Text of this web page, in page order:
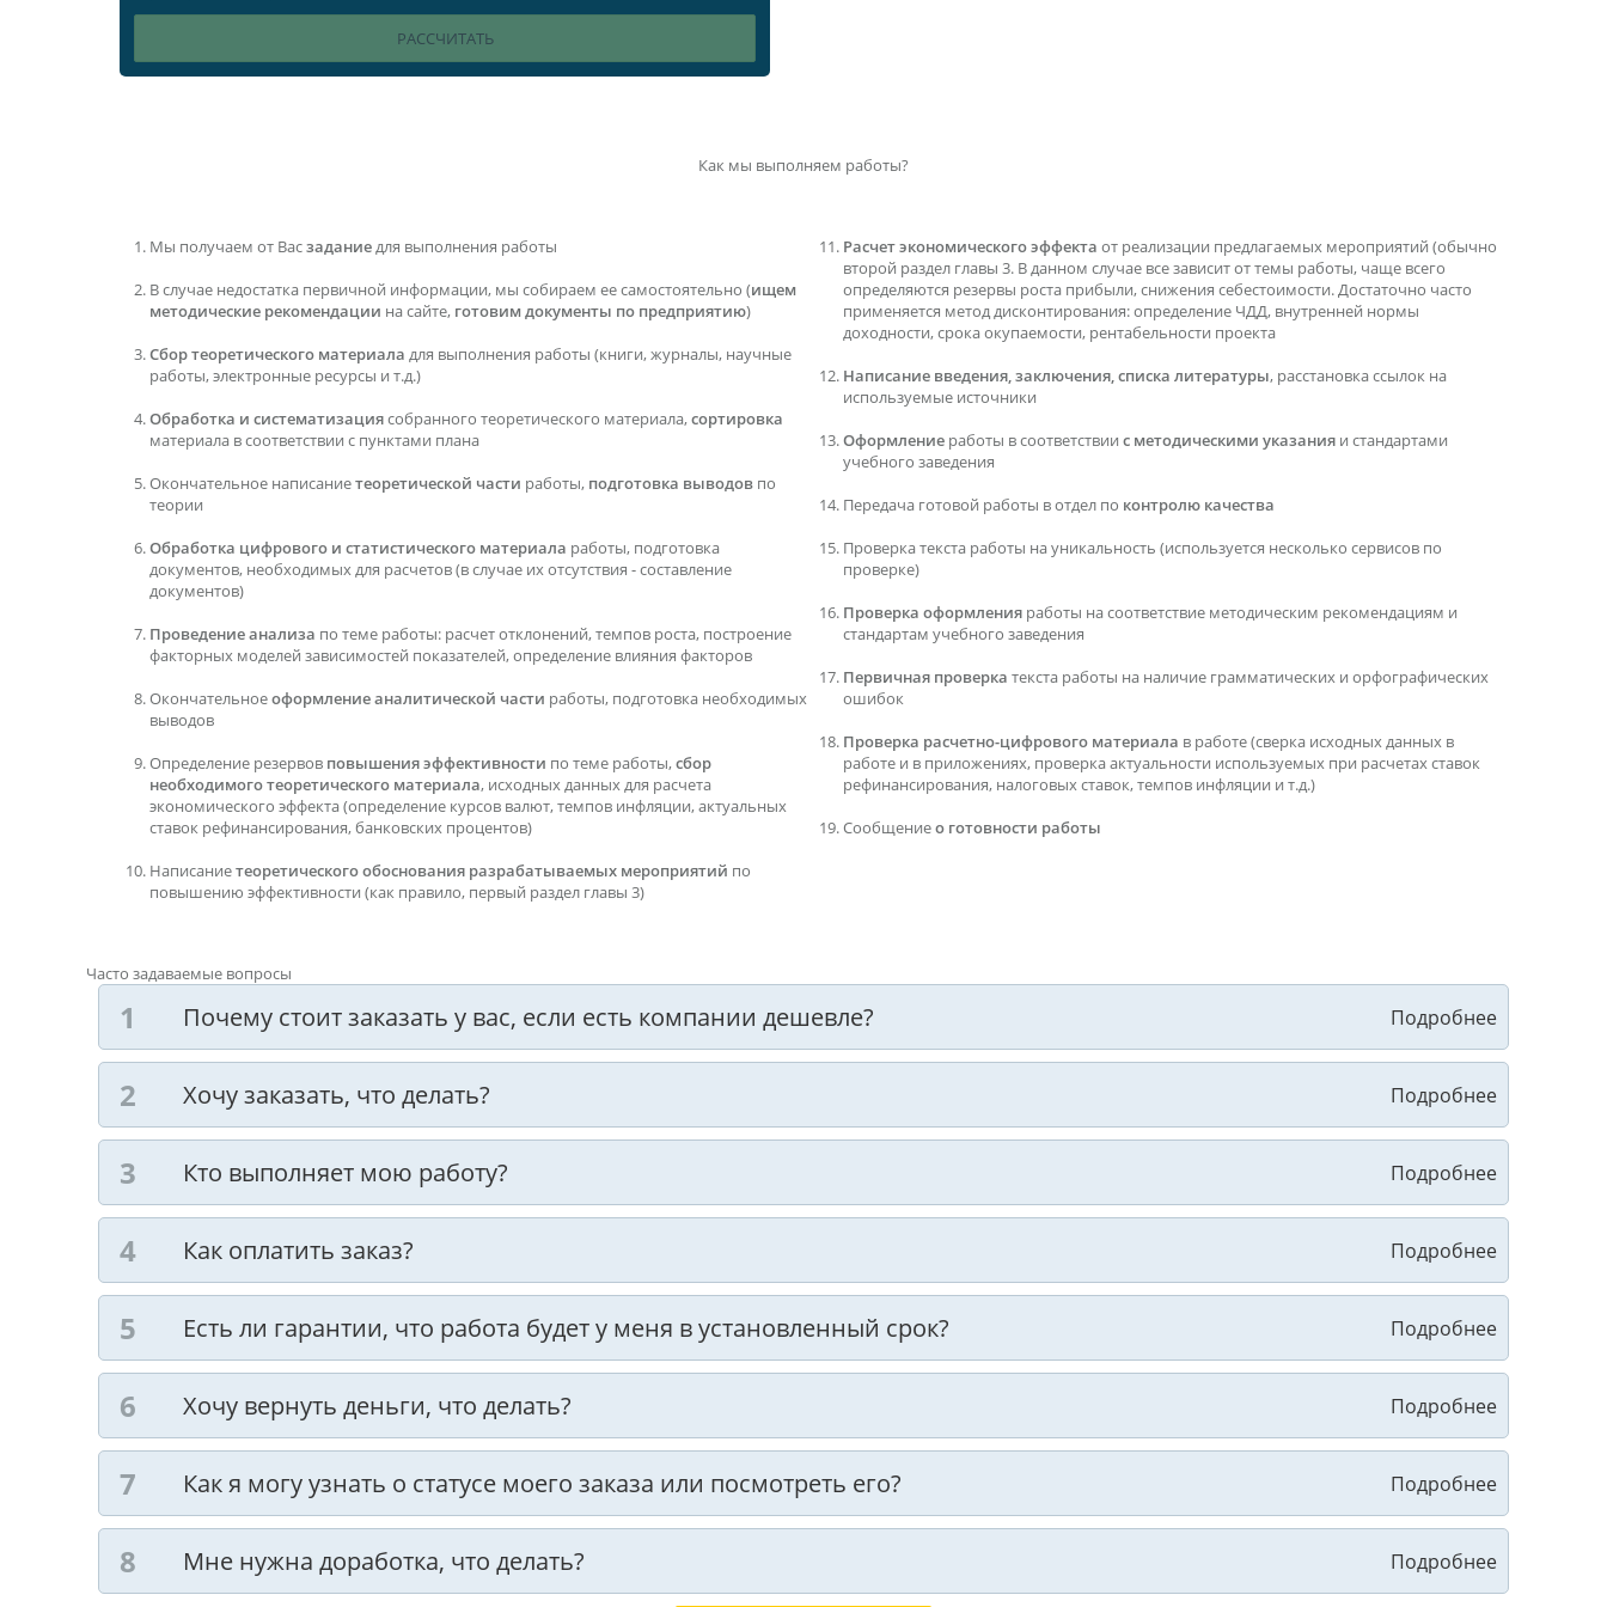
Как мы выполняем работы?
Мы получаем от Васзаданиедля выполнения работы
В случае недостатка первичной информации, мы собираем ее самостоятельно (ищем
методические рекомендации на сайте, готовим документы по предприятию)
Сбор теоретического материала для выполнения работы (книги, журналы, научные
работы, электронные ресурсы и т.д.)
Обработка и систематизациясобранного теоретического материала,сортировка
материала в соответствии с пунктами плана
Окончательное написаниетеоретической части работы, подготовка выводов по
теории
Обработка цифрового и статистического материала работы, подготовка
документов, необходимых для расчетов (в случае их отсутствия - составление
документов)
Проведение анализа по теме работы: расчет отклонений, темпов роста, построение
факторных моделей зависимостей показателей, определение влияния факторов
Окончательноеоформление аналитической части работы, подготовка необходимых
выводов
Определение резервов повышения эффективности по теме работы,сбор
необходимого теоретического материала, исходных данных для расчета
экономического эффекта (определение курсов валют, темпов инфляции, актуальных
ставок рефинансирования, банковских процентов)
Написаниетеоретического обоснования разрабатываемых мероприятий по
повышению эффективности (как правило, первый раздел главы 3)
Расчет экономического эффекта от реализации предлагаемых мероприятий (обычно
второй раздел главы 3. В данном случае все зависит от темы работы, чаще всего
определяются резервы роста прибыли, снижения себестоимости. Достаточно часто
применяется метод дисконтирования: определение ЧДД, внутренней нормы
доходности, срока окупаемости, рентабельности проекта
Написание введения, заключения, списка литературы, расстановка ссылок на
используемые источники
Оформление работы в соответствии с методическими указания и стандартами
учебного заведения
Передача готовой работы в отдел по контролю качества
Проверка текста работы на уникальность (используется несколько сервисов по
проверке)
Проверка оформления работы на соответствие методическим рекомендациям и
стандартам учебного заведения
Первичная проверка текста работы на наличие грамматических и орфографических
ошибок
Проверка расчетно-цифрового материала в работе (сверка исходных данных в
работе и в приложениях, проверка актуальности используемых при расчетах ставок
рефинансирования, налоговых ставок, темпов инфляции и т.д.)
Сообщениео готовности работы
Часто задаваемые вопросы
Почему стоит заказать у вас, если есть компании дешевле?
Хочу заказать, что делать?
Кто выполняет мою работу?
Как оплатить заказ?
Есть ли гарантии, что работа будет у меня в установленный срок?
Хочу вернуть деньги, что делать?
Как я могу узнать о статусе моего заказа или посмотреть его?
Мне нужна доработка, что делать?